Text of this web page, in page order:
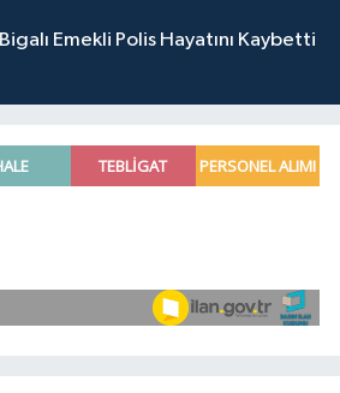
Bigalı Emekli Polis Hayatını Kaybetti